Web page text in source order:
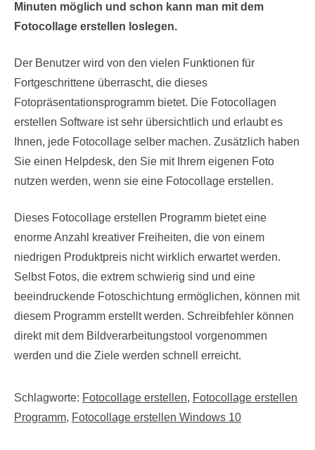
Minuten möglich und schon kann man mit dem
Fotocollage erstellen loslegen.
Der Benutzer wird von den vielen Funktionen für
Fortgeschrittene überrascht, die dieses
Fotopräsentationsprogramm bietet. Die Fotocollagen
erstellen Software ist sehr übersichtlich und erlaubt es
Ihnen, jede Fotocollage selber machen. Zusätzlich haben
Sie einen Helpdesk, den Sie mit Ihrem eigenen Foto
nutzen werden, wenn sie eine Fotocollage erstellen.
Dieses Fotocollage erstellen Programm bietet eine
enorme Anzahl kreativer Freiheiten, die von einem
niedrigen Produktpreis nicht wirklich erwartet werden.
Selbst Fotos, die extrem schwierig sind und eine
beeindruckende Fotoschichtung ermöglichen, können mit
diesem Programm erstellt werden. Schreibfehler können
direkt mit dem Bildverarbeitungstool vorgenommen
werden und die Ziele werden schnell erreicht.
Schlagworte: Fotocollage erstellen, Fotocollage erstellen
Programm, Fotocollage erstellen Windows 10